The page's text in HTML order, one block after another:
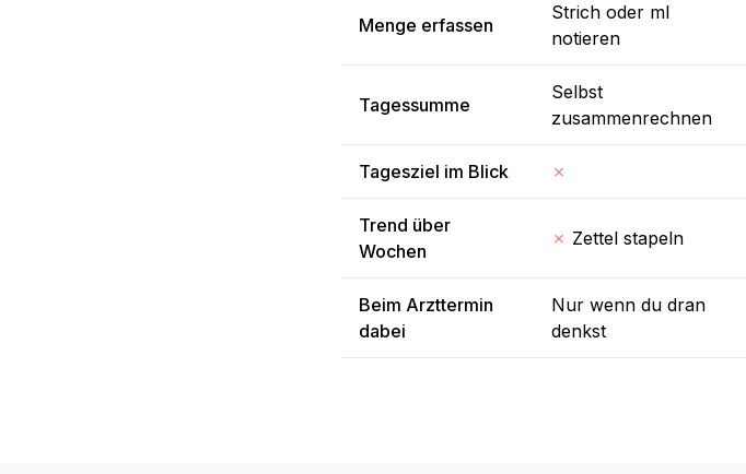
Menge erfassen
Strich oder ml
notieren
Tagessumme
Selbst
zusammenrechnen
Tagesziel im Blick ✗
Trend über
Wochen
✗ Zettel stapeln
Beim Arzttermin
dabei
Nur wenn du dran
denkst